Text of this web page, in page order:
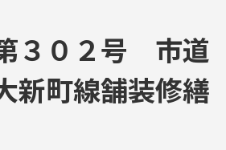
３０２号 市道
新町線舗装修繕